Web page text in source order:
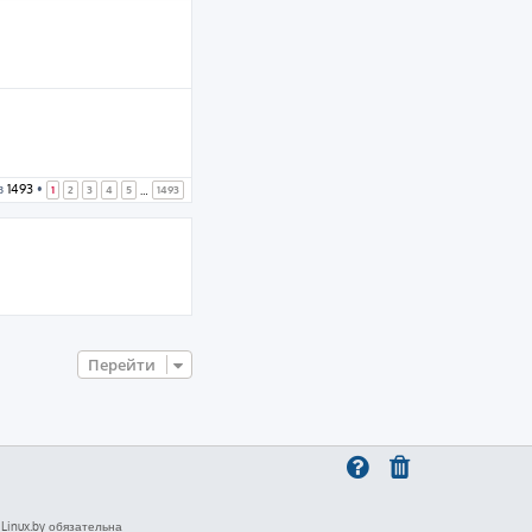
1493 • 1 2 3 4 5 1493
Перейти
обязательна